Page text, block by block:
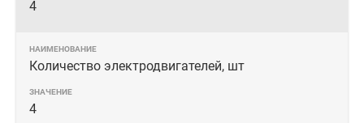
4
Количество электродвигателей, шт
4